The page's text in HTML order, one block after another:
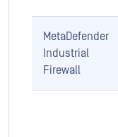
MetaDefender
Industrial
Firewall